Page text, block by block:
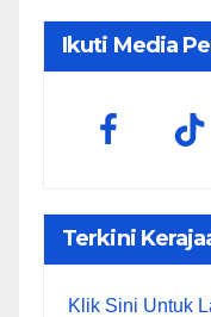
Ikuti Media
Terkini
Klik Sini Untuk